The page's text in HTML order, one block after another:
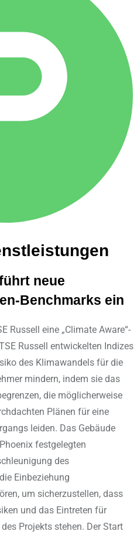
neue
Benchmarks ein
Russell eine „Climate Aware“-
Russell entwickelten Indizes
des Klimawandels für die
mindern, indem sie das
die möglicherweise
Plänen für eine
leiden. Das Gebäude
festgelegten
des
Einbeziehung
um sicherzustellen, dass
und das Eintreten für
Projekts stehen. Der Start